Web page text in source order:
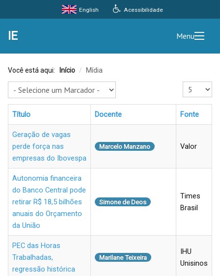
Acessibilidade
English
IE Menu
Você está aqui: Início / Mídia
Exibir #
Título Docente Fonte
Geração de vagas
perde força nas
empresas do Ibovespa
Marcelo Manzano Valor
Autonomia financeira
do Banco Central pode
retirar R$ 18,5 bilhões
anuais do Orçamento
da União
Simone de Deos
Times
Brasil
PEC das Horas
Trabalhadas,
regressão histórica
Marilane Teixeira
IHU
Unisinos